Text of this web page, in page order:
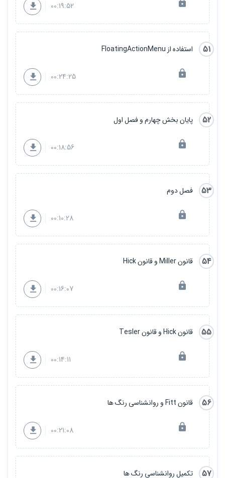
00:19:52
51 استفاده از FloatingActionMenu
00:24:25
52 پایان بخش چهارم و فصل اول
00:18:56
53 فصل دوم
00:10:28
54 قانون Miller و قانون Hick
00:16:07
55 قانون Hick و قانون Tesler
00:14:11
56 قانون Fitt و روانشناسی رنگ ها
00:21:08
57 تکمیل روانشناسی رنگ ها